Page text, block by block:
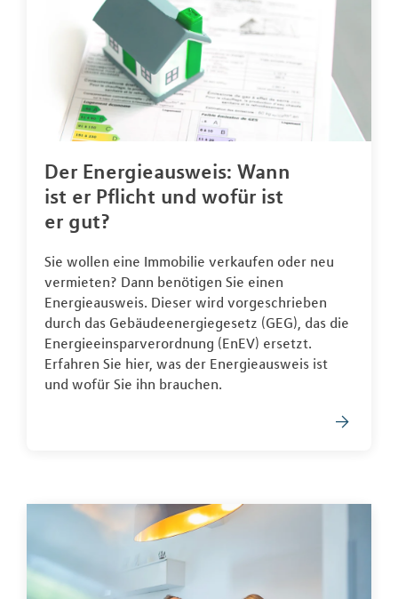
Der Energieausweis: Wann
ist er Pflicht und wofür ist
er gut?
Sie wollen eine Immobilie verkaufen oder neu
vermieten? Dann benötigen Sie einen
Energieausweis. Dieser wird vorgeschrieben
durch das Gebäudeenergiegesetz (GEG), das die
Energieeinsparverordnung (EnEV) ersetzt.
Erfahren Sie hier, was der Energieausweis ist
und wofür Sie ihn brauchen.